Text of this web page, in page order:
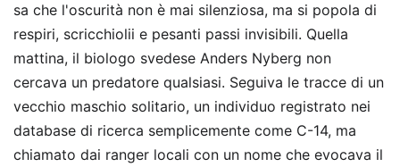
sa che l'oscurità non è mai silenziosa, ma si popola di
respiri, scricchiolii e pesanti passi invisibili. Quella
mattina, il biologo svedese Anders Nyberg non
cercava un predatore qualsiasi. Seguiva le tracce di un
vecchio maschio solitario, un individuo registrato nei
database di ricerca semplicemente come C-14, ma
chiamato dai ranger locali con un nome che evocava il